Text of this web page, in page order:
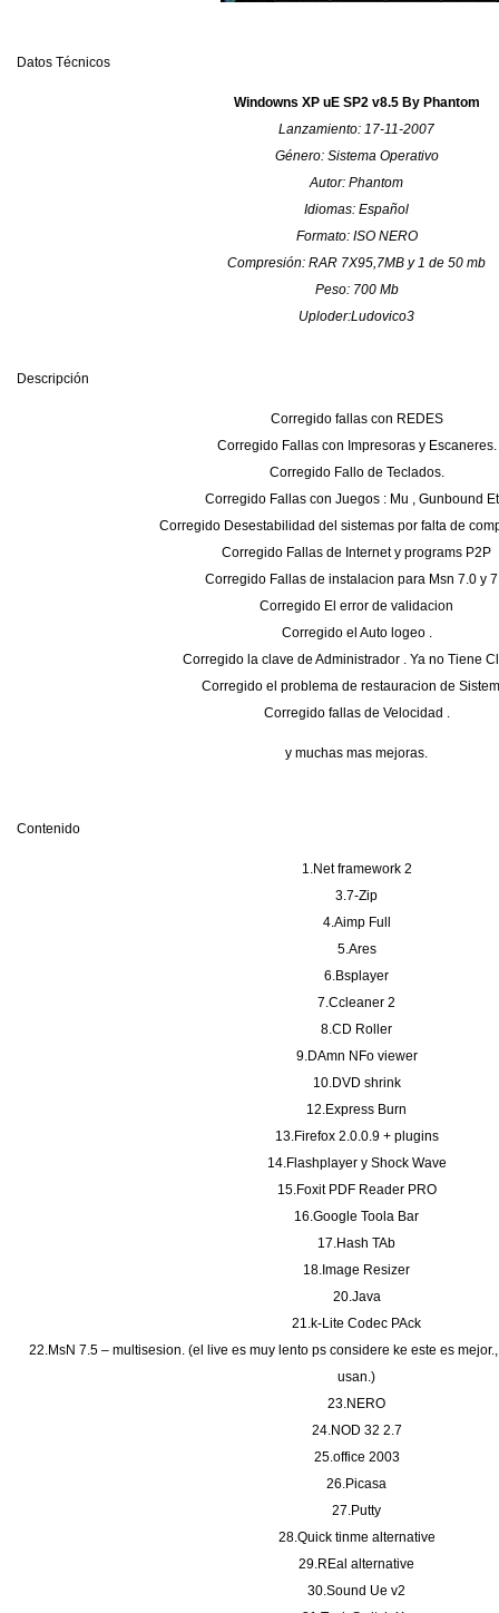
Datos Técnicos
Windowns XP uE SP2 v8.5 By Phantom
Lanzamiento: 17-11-2007
Género: Sistema Operativo
Autor: Phantom
Idiomas: Español
Formato: ISO NERO
Compresión: RAR 7X95,7MB y 1 de 50 mb
Peso: 700 Mb
Uploder:Ludovico3
Descripción
Corregido fallas con REDES
Corregido Fallas con Impresoras y Escaneres.
Corregido Fallo de Teclados.
Corregido Fallas con Juegos : Mu , Gunbound
Corregido Desestabilidad del sistemas por falta de
Corregido Fallas de Internet y programs P2P
Corregido Fallas de instalacion para Msn 7.0 y
Corregido El error de validacion
Corregido el Auto logeo .
Corregido la clave de Administrador . Ya no Tiene
Corregido el problema de restauracion de
Corregido fallas de Velocidad .
y muchas mas mejoras.
Contenido
1.Net framework 2
3.7-Zip
4.Aimp Full
5.Ares
6.Bsplayer
7.Ccleaner 2
8.CD Roller
9.DAmn NFo viewer
10.DVD shrink
12.Express Burn
13.Firefox 2.0.0.9 + plugins
14.Flashplayer y Shock Wave
15.Foxit PDF Reader PRO
16.Google Toola Bar
17.Hash TAb
18.Image Resizer
20.Java
21.k-Lite Codec PAck
22.MsN 7.5 – multisesion. (el live es muy lento ps considere ke este es
usan.)
23.NERO
24.NOD 32 2.7
25.office 2003
26.Picasa
27.Putty
28.Quick tinme alternative
29.REal alternative
30.Sound Ue v2